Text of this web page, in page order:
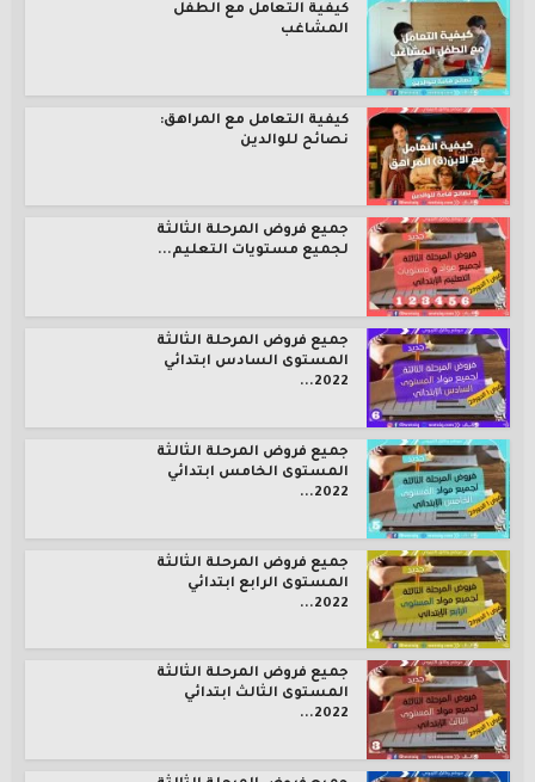
كيفية التعامل مع الطفل
المشاغب
كيفية التعامل مع المراهق:
نصائح للوالدين
جميع فروض المرحلة الثالثة
لجميع مستويات التعليم...
جميع فروض المرحلة الثالثة
المستوى السادس ابتدائي
2022...
جميع فروض المرحلة الثالثة
المستوى الخامس ابتدائي
2022...
جميع فروض المرحلة الثالثة
المستوى الرابع ابتدائي
2022...
جميع فروض المرحلة الثالثة
المستوى الثالث ابتدائي
2022...